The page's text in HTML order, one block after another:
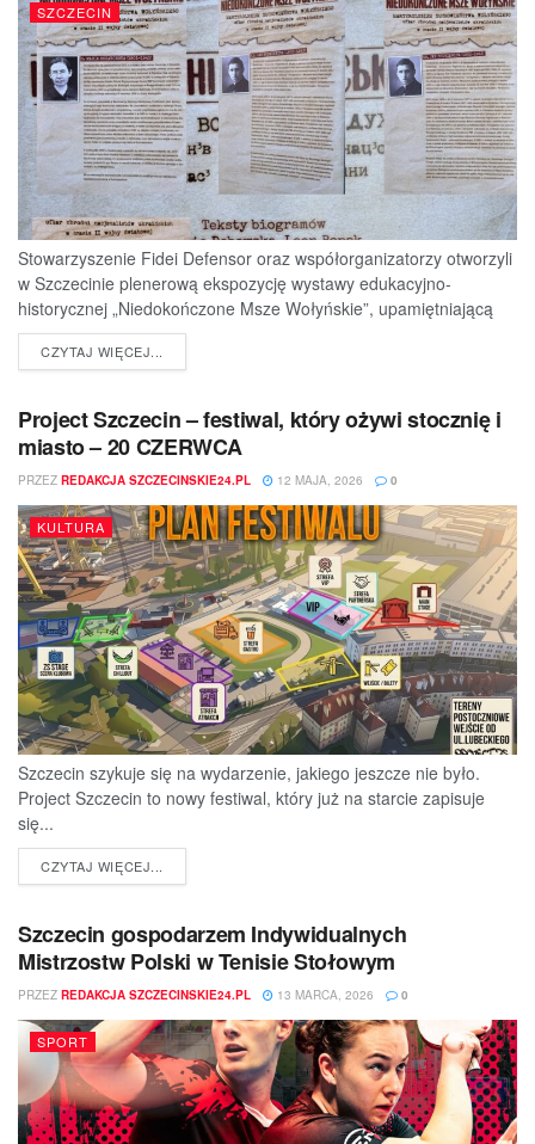
SZCZECIN
Stowarzyszenie Fidei Defensor oraz współorganizatorzy otworzyli
w Szczecinie plenerową ekspozycję wystawy edukacyjno-
historycznej „Niedokończone Msze Wołyńskie”, upamiętniającą
ofiary jednej z najtragiczniejszych...
CZYTAJ WIĘCEJ...
Project Szczecin – festiwal, który ożywi stocznię i
miasto – 20 CZERWCA
PRZEZ REDAKCJA SZCZECINSKIE24.PL 12 MAJA, 2026 0
KULTURA
Szczecin szykuje się na wydarzenie, jakiego jeszcze nie było.
Project Szczecin to nowy festiwal, który już na starcie zapisuje
się...
CZYTAJ WIĘCEJ...
Szczecin gospodarzem Indywidualnych
Mistrzostw Polski w Tenisie Stołowym
PRZEZ REDAKCJA SZCZECINSKIE24.PL 13 MARCA, 2026 0
SPORT